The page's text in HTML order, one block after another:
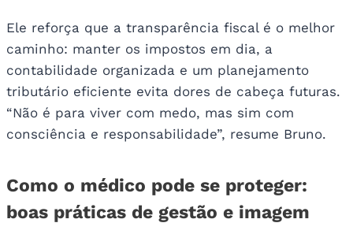
Ele reforça que a transparência fiscal é o melhor
caminho: manter os impostos em dia, a
contabilidade organizada e um planejamento
tributário eficiente evita dores de cabeça futuras.
“Não é para viver com medo, mas sim com
consciência e responsabilidade”, resume Bruno.
Como o médico pode se proteger:
boas práticas de gestão e imagem